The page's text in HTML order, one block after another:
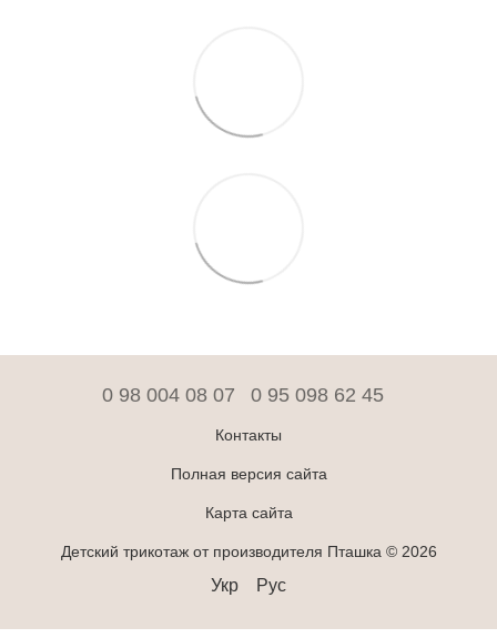
0 98 004 08 07 0 95 098 62 45
Контакты
Полная версия сайта
Карта сайта
Детский трикотаж от производителя Пташка © 2026
Укр Рус